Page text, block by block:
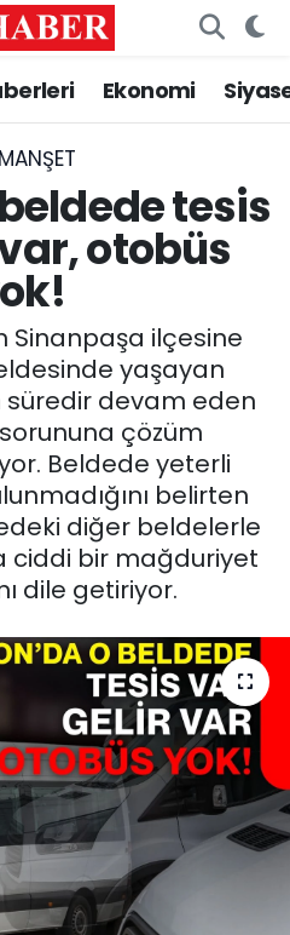
Ekonomi
MANŞET
tesis
otobüs
Sinanpaşa ilçesine
yaşayan
devam eden
çözüm
Beldede yeterli
belirten
diğer beldelerle
ciddi bir mağduriyet
dile getiriyor.
HABERLERİ
ve Fikstür